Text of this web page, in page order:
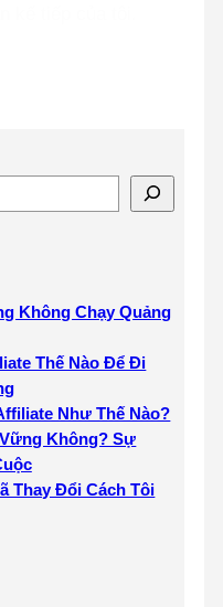
Không Chạy Quảng
Thế Nào Để Đi
Như Thế Nào?
Không? Sự
Thay Đổi Cách Tôi